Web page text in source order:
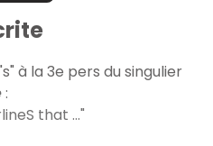
à la 3e pers du singulier
:
that ..."